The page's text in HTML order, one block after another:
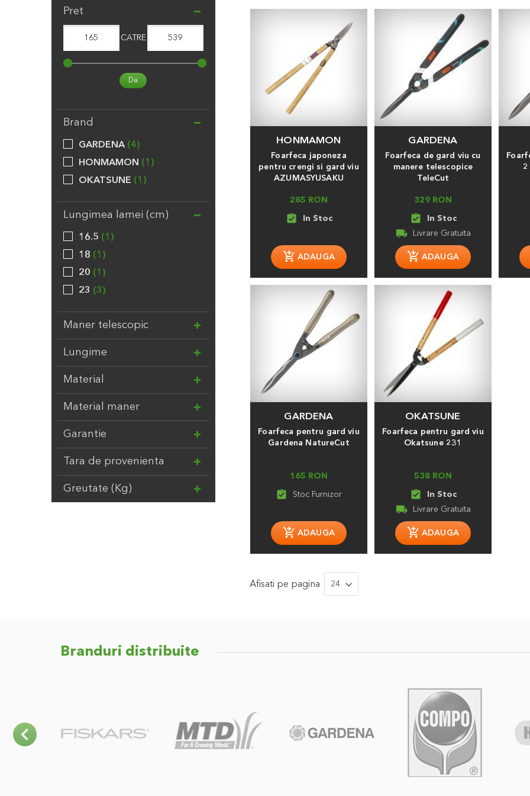
HONMAMON
Foarfeca japoneza
pentru crengi si gard viu
AZUMASYUSAKU
285 RON
assignment_turned_in
GARDENA
Foarfeca de gard viu cu
manere telescopice
TeleCut
329 RON
assignment_turned_in
local_shipping
2
GARDENA
Foarfeca pentru gard viu
Gardena NatureCut
165 RON
assignment_turned_in
OKATSUNE
Foarfeca pentru gard viu
Okatsune 231
538 RON
assignment_turned_in
local_shipping
Afisati pe pagina
Pret
165 CATRE 539
Da
Brand
GARDENA
4
HONMAMON
1
OKATSUNE
1
Lungimea lamei (cm)
16.5
1
18
1
20
1
23
3
Maner telescopic
Lungime
Material
Material maner
Garantie
Tara de provenienta
Greutate (Kg)
Branduri distribuite